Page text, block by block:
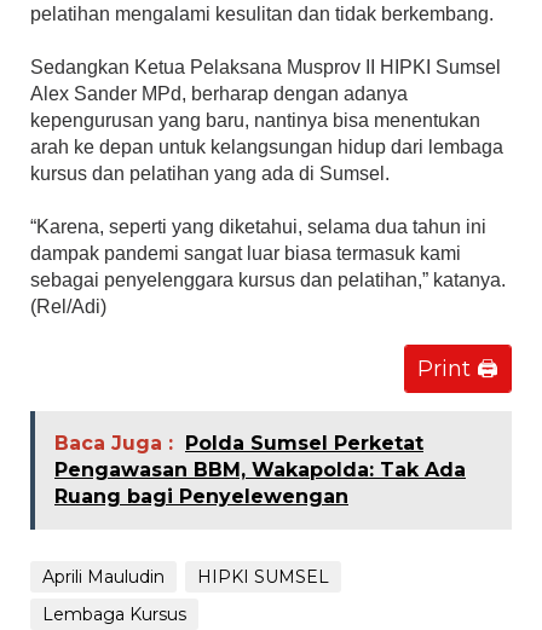
pelatihan mengalami kesulitan dan tidak berkembang.
Sedangkan Ketua Pelaksana Musprov II HIPKI Sumsel
Alex Sander MPd, berharap dengan adanya
kepengurusan yang baru, nantinya bisa menentukan
arah ke depan untuk kelangsungan hidup dari lembaga
kursus dan pelatihan yang ada di Sumsel.
“Karena, seperti yang diketahui, selama dua tahun ini
dampak pandemi sangat luar biasa termasuk kami
sebagai penyelenggara kursus dan pelatihan,” katanya.
(Rel/Adi)
Print 🖨
Baca Juga :
Polda Sumsel Perketat
Pengawasan BBM, Wakapolda: Tak Ada
Ruang bagi Penyelewengan
Aprili Mauludin
HIPKI SUMSEL
Lembaga Kursus